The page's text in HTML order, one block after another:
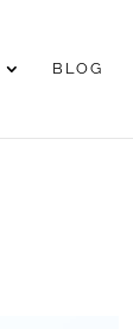
BLOG